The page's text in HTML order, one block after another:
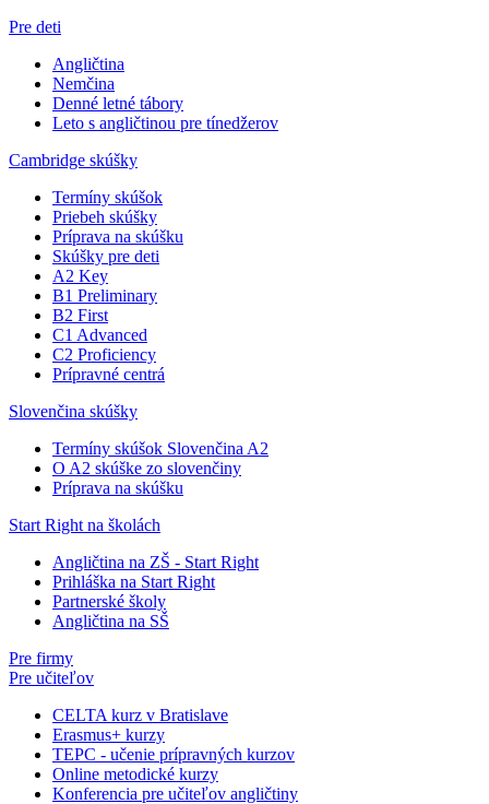
Pre deti
Angličtina
Nemčina
Denné letné tábory
Leto s angličtinou pre tínedžerov
Cambridge skúšky
Termíny skúšok
Priebeh skúšky
Príprava na skúšku
Skúšky pre deti
A2 Key
B1 Preliminary
B2 First
C1 Advanced
C2 Proficiency
Prípravné centrá
Slovenčina skúšky
Termíny skúšok Slovenčina A2
O A2 skúške zo slovenčiny
Príprava na skúšku
Start Right na školách
Angličtina na ZŠ - Start Right
Prihláška na Start Right
Partnerské školy
Angličtina na SŠ
Pre firmy
Pre učiteľov
CELTA kurz v Bratislave
Erasmus+ kurzy
TEPC - učenie prípravných kurzov
Online metodické kurzy
Konferencia pre učiteľov angličtiny